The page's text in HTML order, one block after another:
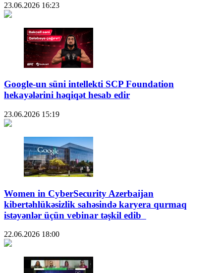
23.06.2026 16:23
Google-un süni intellekti SCP Foundation
hekayələrini həqiqət hesab edir
23.06.2026 15:19
Women in CyberSecurity Azerbaijan
kibertəhlükəsizlik sahəsində karyera qurmaq
istəyənlər üçün vebinar təşkil edib
22.06.2026 18:00